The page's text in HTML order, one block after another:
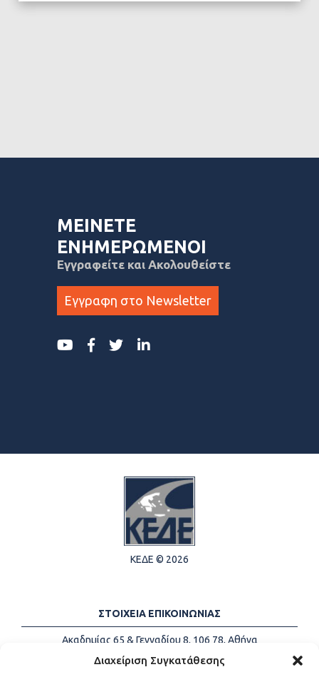
Διαχείριση Συγκατάθεσης
ΜΕΙΝΕΤΕ
ΕΝΗΜΕΡΩΜΕΝΟΙ
Εγγραφείτε και Ακολουθείστε
Εγγραφη στο Newsletter
ΚΕΔΕ © 2026
ΣΤΟΙΧΕΙΑ ΕΠΙΚΟΙΝΩΝΙΑΣ
Ακαδημίας 65 & Γενναδίου 8, 106 78, Αθήνα
Τηλέφωνα:
+30 213-2147500
Email:
info@kede.gr